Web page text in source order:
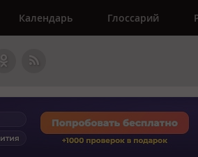
Календарь Глоссарий